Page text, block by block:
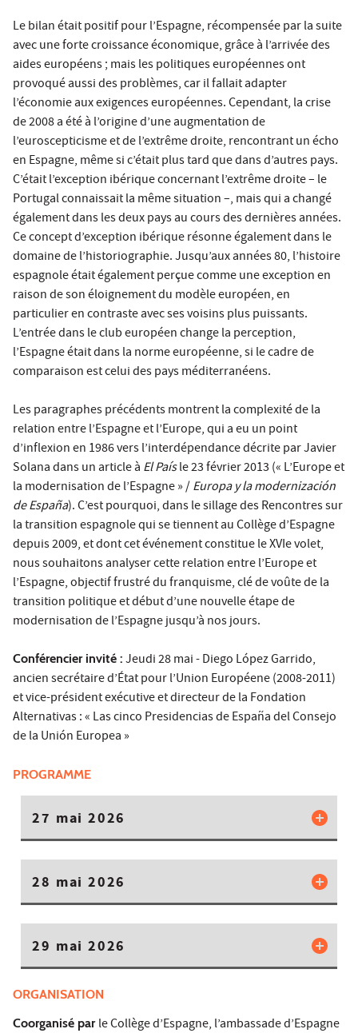
Le bilan était positif pour l’Espagne, récompensée par la suite
avec une forte croissance économique, grâce à l’arrivée des
aides européens ; mais les politiques européennes ont
provoqué aussi des problèmes, car il fallait adapter
l’économie aux exigences européennes. Cependant, la crise
de 2008 a été à l’origine d’une augmentation de
l’euroscepticisme et de l’extrême droite, rencontrant un écho
en Espagne, même si c’était plus tard que dans d’autres pays.
C’était l’exception ibérique concernant l’extrême droite – le
Portugal connaissait la même situation –, mais qui a changé
également dans les deux pays au cours des dernières années.
Ce concept d’exception ibérique résonne également dans le
domaine de l’historiographie. Jusqu’aux années 80, l’histoire
espagnole était également perçue comme une exception en
raison de son éloignement du modèle européen, en
particulier en contraste avec ses voisins plus puissants.
L’entrée dans le club européen change la perception,
l’Espagne était dans la norme européenne, si le cadre de
comparaison est celui des pays méditerranéens.
Les paragraphes précédents montrent la complexité de la
relation entre l’Espagne et l’Europe, qui a eu un point
d’inflexion en 1986 vers l’interdépendance décrite par Javier
Solana dans un article à El Paísle 23 février 2013 (« L’Europe et
la modernisation de l’Espagne » /Europa y la modernización
de España). C’est pourquoi, dans le sillage des Rencontres sur
la transition espagnole qui se tiennent au Collège d’Espagne
depuis 2009, et dont cet événement constitue le XVIe volet,
nous souhaitons analyser cette relation entre l’Europe et
l’Espagne, objectif frustré du franquisme, clé de voûte de la
transition politique et début d’une nouvelle étape de
modernisation de l’Espagne jusqu’à nos jours.
Conférencier invité : Jeudi 28 mai - Diego López Garrido,
ancien secrétaire d’État pour l’Union Européene (2008-2011)
et vice-président exécutive et directeur de la Fondation
Alternativas : « Las cinco Presidencias de España del Consejo
de la Unión Europea »
PROGRAMME
27 mai 2026
28 mai 2026
29 mai 2026
ORGANISATION
Coorganisé par le Collège d’Espagne, l’ambassade d’Espagne